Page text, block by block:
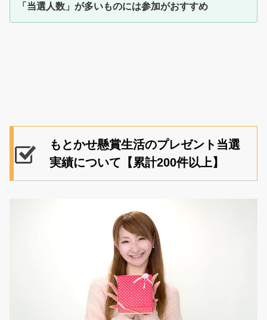
「当選人数」が多いものには参加がおすすめ
もとかせ懸賞生活のプレゼント当選
実績について【累計200件以上】